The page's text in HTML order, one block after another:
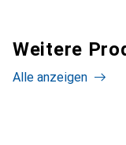
Alle anzeigen